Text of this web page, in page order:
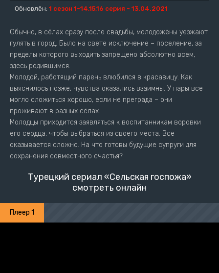
Обновлён: 1 сезон 1-14,15,16 серия - 13.04.2021
Обычно, в сёлах сразу после свадьбы, молодожёны уезжают
гулять в город. Было на свете исключение – поселение, за
пределы которого выходить запрещено абсолютно всем,
здесь родившимся.
Молодой, работящий парень влюбился в красавицу. Как
выяснилось позже, чувства оказались взаимны. У пары все
могло сложиться хорошо, если не преграда – они
проживают в разных сёлах.
Молодцы приходится заявляться к воспитанникам воровки
его сердца, чтобы выбраться из своего места. Все
оказывается сложно. На что готовы будущие супруги для
сохранения совместного счастья?
Турецкий сериал «Сельская госпожа»
смотреть онлайн
Плеер 1